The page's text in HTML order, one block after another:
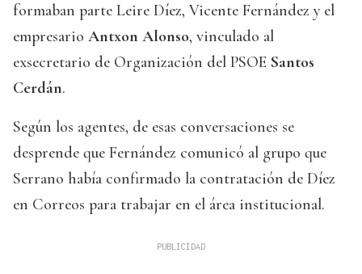
formaban parte Leire Díez, Vicente Fernández y el
empresario Antxon Alonso, vinculado al
exsecretario de Organización del PSOE Santos
Cerdán.
Según los agentes, de esas conversaciones se
desprende que Fernández comunicó al grupo que
Serrano había confirmado la contratación de Díez
en Correos para trabajar en el área institucional.